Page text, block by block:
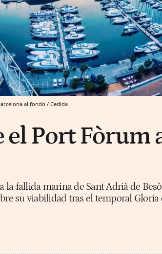
al fondo / Cedida
el Port Fòrum
la fallida marina de Sant Adrià de
su viabilidad tras el temporal Gloria